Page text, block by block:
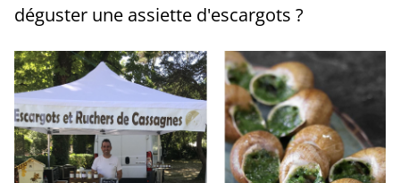
déguster une assiette d'escargots ?